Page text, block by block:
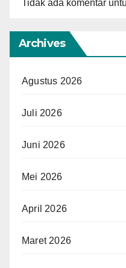
Tidak ada komentar
Archives
Agustus 2026
Juli 2026
Juni 2026
Mei 2026
April 2026
Maret 2026